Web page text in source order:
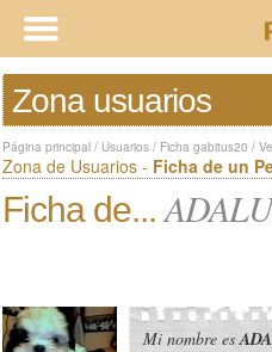
Zona usuarios
Página principal / Usuarios / Ficha gabitus20 /
Zona de Usuarios - Ficha de un
Ficha de...
Mi nombre es